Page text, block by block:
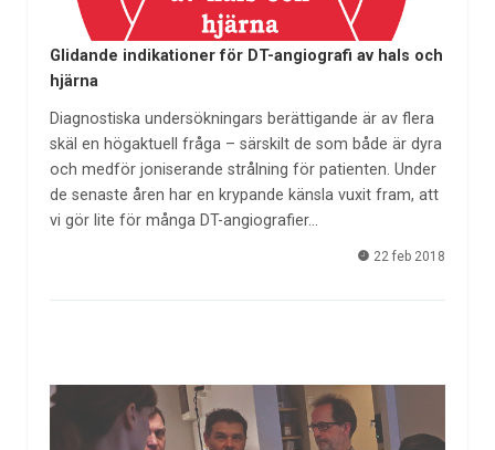
Glidande indikationer för DT-angiografi av hals och
hjärna
Diagnostiska undersökningars berättigande är av flera
skäl en högaktuell fråga – särskilt de som både är dyra
och medför joniserande strålning för patienten. Under
de senaste åren har en krypande känsla vuxit fram, att
vi gör lite för många DT-angiografier…
22 feb 2018